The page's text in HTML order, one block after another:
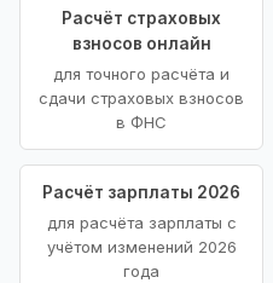
Расчёт страховых
взносов онлайн
для точного расчёта и
сдачи страховых взносов
в ФНС
Расчёт зарплаты 2026
для расчёта зарплаты с
учётом изменений 2026
года